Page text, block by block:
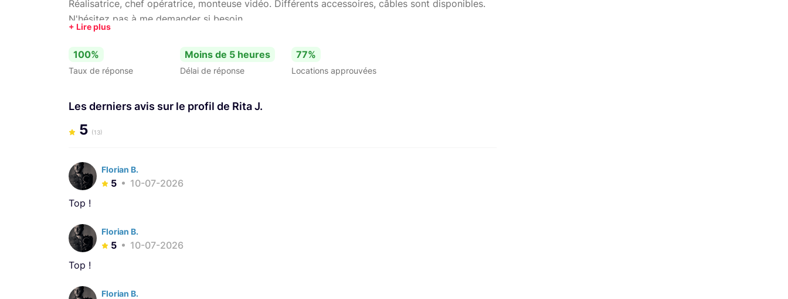
Réalisatrice, chef opératrice, monteuse vidéo. Différents accessoires, câbles sont disponibles.
N'hésitez pas à me demander si besoin.
100%
Taux de réponse
Moins de 5 heures
Délai de réponse
77%
Locations approuvées
Les derniers avis sur le profil de Rita J.
5 (13)
Florian B.
5
10-07-2026
Top !
Florian B.
5
10-07-2026
Top !
Florian B.